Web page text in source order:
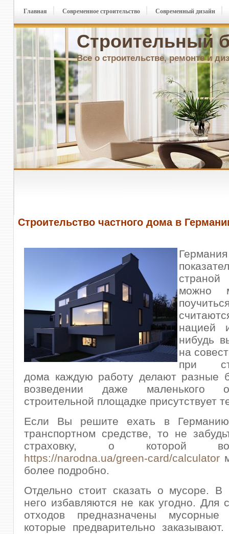
Строительный
Все о строительстве, ремонте и
Главная Современное строительство Современный дизайн
Строительство частного дома в
можно
нацией
нибудь
на
при
дома каждую работу делают разные
возведении даже маленького
строительной площадке присутствует
Если Вы решите ехать в
транспортном средстве, то не
страховку, о которой
https://narodna.ua/green-card/calculator
более подробно.
Отдельно стоит сказать о мусоре. В
него избавляются не как угодно. Для
отходов предназначены мусорные
которые предварительно